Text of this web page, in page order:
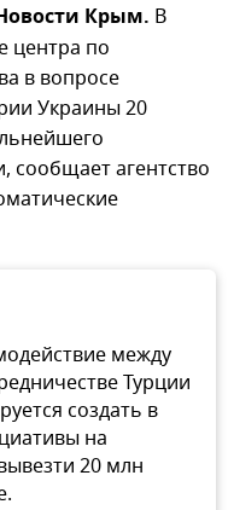
Крым. В
центра по
в вопросе
Украины 20
сообщает агентство
между
Турции
создать в
на
20 млн